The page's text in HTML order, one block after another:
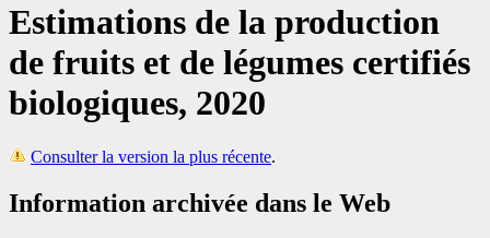
Estimations de la production
de fruits et de légumes certifiés
biologiques, 2020
Consulter la version la plus récente.
Information archivée dans le Web